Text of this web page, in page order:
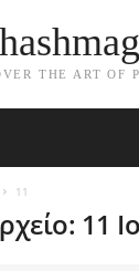
THE ART OF
11
11